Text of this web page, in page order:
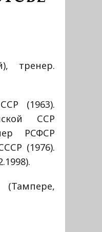
тренер.
(1963).
ССР
РСФСР
(1976).